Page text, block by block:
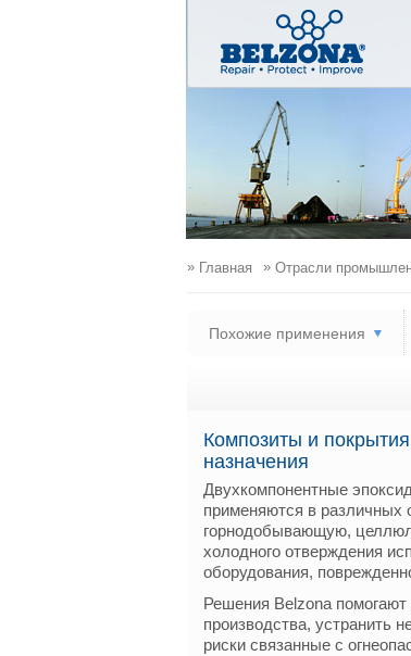
»Главная »Отрасли
Похожие применения
Композиты и
назначения
Двухкомпонентные
применяются в
горнодобывающую,
холодного отверждения
оборудования,
Решения Belzona помогают
производства, устранить
риски связанные с